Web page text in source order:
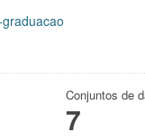
Conjuntos de
7